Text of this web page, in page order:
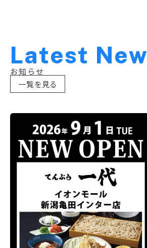
Latest New
お知らせ
一覧を見る